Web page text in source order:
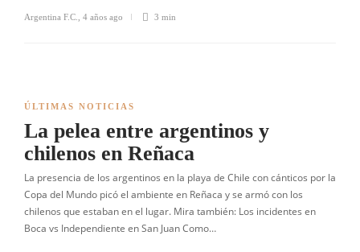
Argentina F.C. 4 años ago 3 min
ÚLTIMAS NOTICIAS
La pelea entre argentinos y
chilenos en Reñaca
La presencia de los argentinos en la playa de Chile con cánticos por la
Copa del Mundo picó el ambiente en Reñaca y se armó con los
chilenos que estaban en el lugar. Mira también: Los incidentes en
Boca vs Independiente en San Juan Como…